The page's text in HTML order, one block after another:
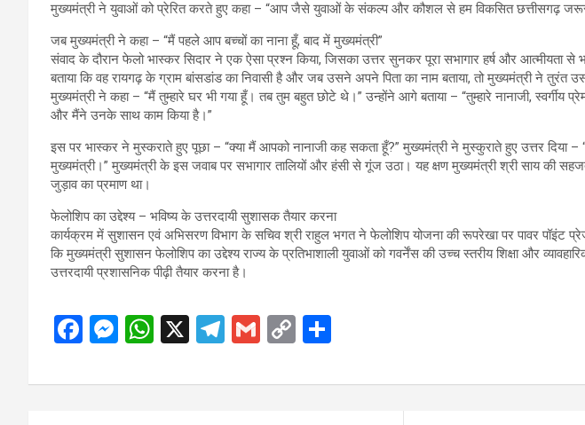
मुख्यमंत्री ने युवाओं को प्रेरित करते हुए कहा – “आप जैसे युवाओं के संकल्प और कौशल से हम विकसित छत्तीसगढ़
जब मुख्यमंत्री ने कहा – “मैं पहले आप बच्चों का नाना हूँ, बाद में मुख्यमंत्री”
संवाद के दौरान फेलो भास्कर सिदार ने एक ऐसा प्रश्न किया, जिसका उत्तर सुनकर पूरा सभागार हर्ष और आत्मीयता
बताया कि वह रायगढ़ के ग्राम बांसडांड का निवासी है और जब उसने अपने पिता का नाम बताया, तो मुख्यमंत्री ने तुरंत
मुख्यमंत्री ने कहा – “मैं तुम्हारे घर भी गया हूँ। तब तुम बहुत छोटे थे।” उन्होंने आगे बताया – “तुम्हारे नानाजी, स्वर्गीय
और मैंने उनके साथ काम किया है।”
इस पर भास्कर ने मुस्कराते हुए पूछा – “क्या मैं आपको नानाजी कह सकता हूँ?” मुख्यमंत्री ने मुस्कुराते हुए उत्तर दिया –
मुख्यमंत्री।” मुख्यमंत्री के इस जवाब पर सभागार तालियों और हंसी से गूंज उठा। यह क्षण मुख्यमंत्री श्री साय की
जुड़ाव का प्रमाण था।
फेलोशिप का उद्देश्य – भविष्य के उत्तरदायी सुशासक तैयार करना
कार्यक्रम में सुशासन एवं अभिसरण विभाग के सचिव श्री राहुल भगत ने फेलोशिप योजना की रूपरेखा पर पावर पॉइंट
कि मुख्यमंत्री सुशासन फेलोशिप का उद्देश्य राज्य के प्रतिभाशाली युवाओं को गवर्नेंस की उच्च स्तरीय शिक्षा और
उत्तरदायी प्रशासनिक पीढ़ी तैयार करना है।
F
ce
M
se
W
at
X
T
e
G
ail
C
py ar